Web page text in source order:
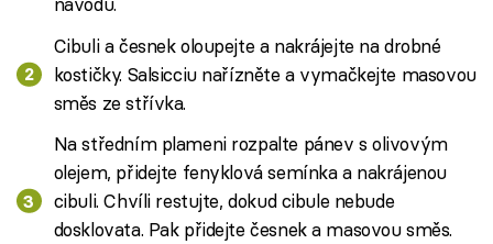
Cibuli a česnek oloupejte a nakrájejte na drobné
kostičky. Salsicciu nařízněte a vymačkejte masovou
směs ze střívka.
Na středním plameni rozpalte pánev s olivovým
olejem, přidejte fenyklová semínka a nakrájenou
cibuli. Chvíli restujte, dokud cibule nebude
dosklovata. Pak přidejte česnek a masovou směs.